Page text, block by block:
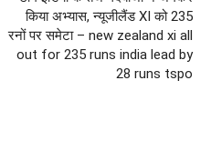
किया अभ्यास, न्यूजीलैंड XI को 235
रनों पर समेटा – new zealand xi all
out for 235 runs india lead by
28 runs tspo